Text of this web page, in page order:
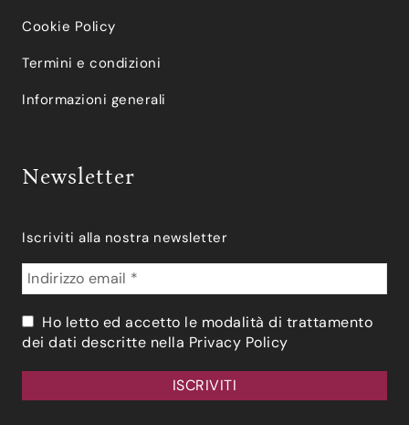
Cookie Policy
Termini e condizioni
Informazioni generali
Newsletter
Iscriviti alla nostra newsletter
Ho letto ed accetto le modalità di trattamento
dei dati descritte nella Privacy Policy